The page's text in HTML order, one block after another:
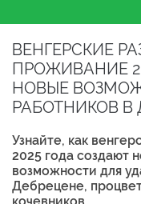
ВЕНГЕРСКИЕ
ПРОЖИВАНИЕ
НОВЫЕ
РАБОТНИКОВ В
Узнайте, как
2025 года создают
возможности для
Дебрецене,